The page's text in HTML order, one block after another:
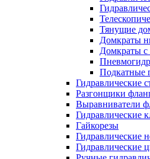
Тянущие
Домкраты
Домкраты с
Подкатные
Гидравлические
Разгонщики
Выравниватели
Гидравлические
Гайкорезы
Гидравлические
Гидравлические